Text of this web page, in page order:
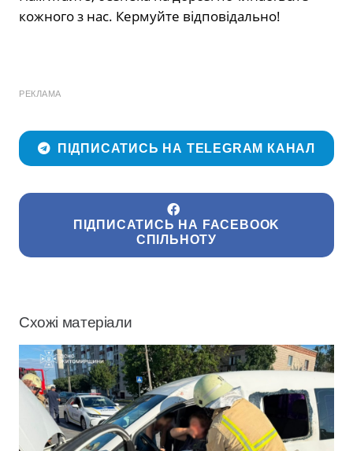
кожного з нас. Кермуйте відповідально!
РЕКЛАМА
ПІДПИСАТИСЬ НА TELEGRAM КАНАЛ
ПІДПИСАТИСЬ НА FACEBOOK
СПІЛЬНОТУ
Схожі матеріали